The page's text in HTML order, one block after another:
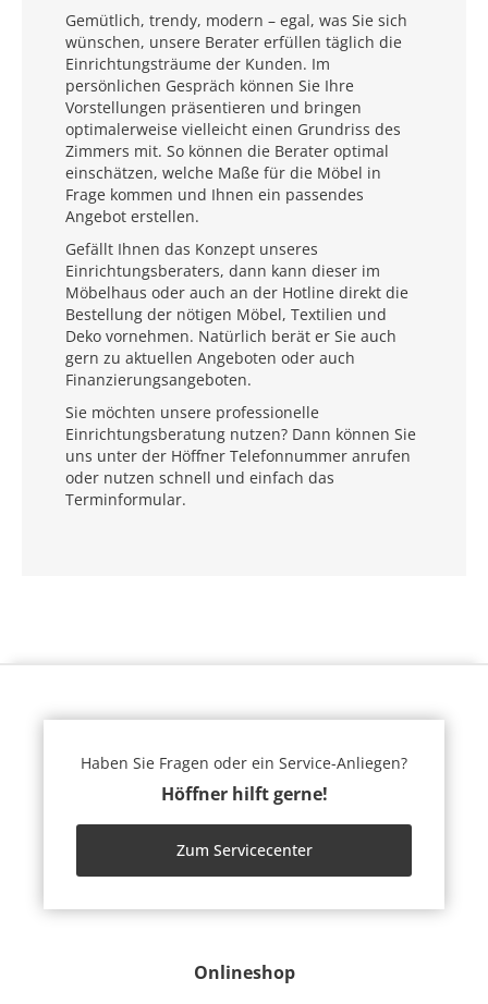
Gemütlich, trendy, modern – egal, was Sie sich
wünschen, unsere Berater erfüllen täglich die
Einrichtungsträume der Kunden. Im
persönlichen Gespräch können Sie Ihre
Vorstellungen präsentieren und bringen
optimalerweise vielleicht einen Grundriss des
Zimmers mit. So können die Berater optimal
einschätzen, welche Maße für die Möbel in
Frage kommen und Ihnen ein passendes
Angebot erstellen.
Gefällt Ihnen das Konzept unseres
Einrichtungsberaters, dann kann dieser im
Möbelhaus oder auch an der Hotline direkt die
Bestellung der nötigen Möbel, Textilien und
Deko vornehmen. Natürlich berät er Sie auch
gern zu aktuellen Angeboten oder auch
Finanzierungsangeboten.
Sie möchten unsere professionelle
Einrichtungsberatung nutzen? Dann können Sie
uns unter der Höffner Telefonnummer anrufen
oder nutzen schnell und einfach das
Terminformular.
Onlineshop
Haben Sie Fragen oder ein Service-Anliegen?
Höffner hilft gerne!
Zum Servicecenter